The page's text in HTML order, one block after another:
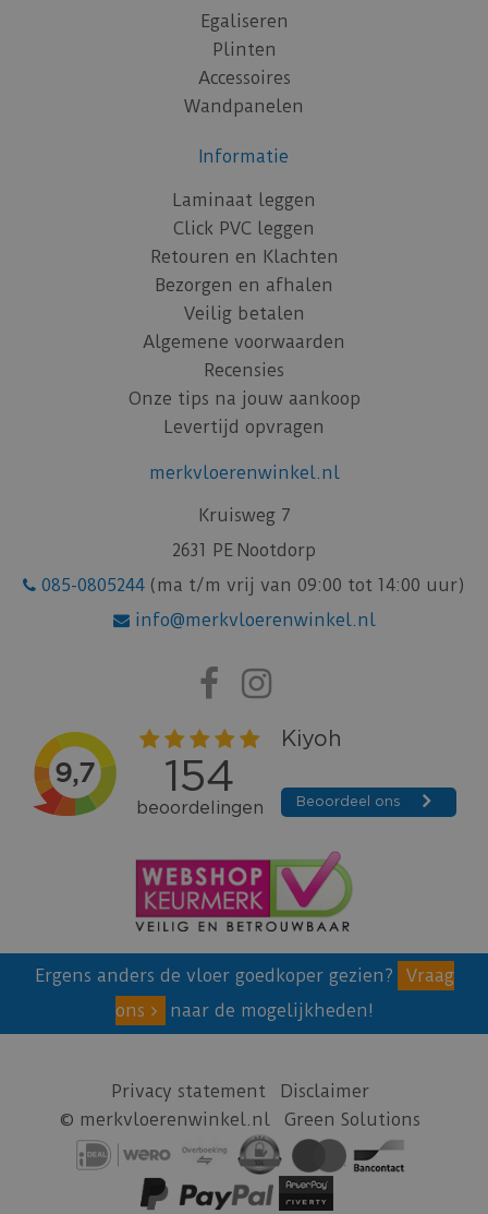
Egaliseren
Plinten
Accessoires
Wandpanelen
Informatie
Laminaat leggen
Click PVC leggen
Retouren en Klachten
Bezorgen en afhalen
Veilig betalen
Algemene voorwaarden
Recensies
Onze tips na jouw aankoop
Levertijd opvragen
merkvloerenwinkel.nl
Kruisweg 7
2631 PE Nootdorp
085-0805244 (ma t/m vrij van 09:00 tot 14:00 uur)
info@merkvloerenwinkel.nl
Ergens anders de vloer goedkoper gezien?
Vraag
ons
naar de mogelijkheden!
Privacy statement
Disclaimer
© merkvloerenwinkel.nl
Green Solutions